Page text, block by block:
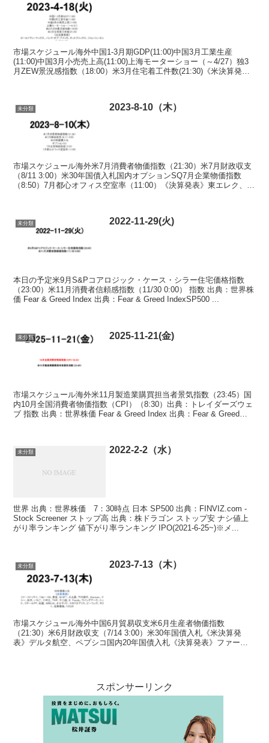
市場スケジュール海外中国1-3月期GDP(11:00)中国3月工業生産
(11:00)中国3月小売売上高(11:00)上海モーターショー（～4/27）独3
月ZEW景況感指数（18:00）米3月住宅着工件数(21:30)《米決算発
未分類 2023-8-10（木）
市場スケジュール海外米7月消費者物価指数（21:30）米7月財政収支
（8/11 3:00）米30年国債入札国内オプションSQ7月企業物価指数
（8:50）7月都心オフィス空室率（11:00）《決算発表》東エレク、リ
未分類 2022-11-29(火)
本日の予定米9月S&Pコアロジック・ケース・シラー住宅価格指数
（23:00）米11月消費者信頼感指数（11/30 0:00） 指数 出典：世界株
価 Fear & Greed Index 出典：Fear & Greed IndexSP500 ...
未分類 2025-11-21(金)
市場スケジュール海外米11月製造業購買担当者景気指数（23:45）国
内10月全国消費者物価指数（CPI）（8:30）出典：トレイダーズウェ
ブ 指数 出典：世界株価 Fear & Greed Index 出典：Fear & Greed
未分類 2022-2-2（水）
世界 出典：世界株価 7：30時点 日本 SP500 出典：FINVIZ.com -
Stock Screener ストップ高 出典：株ドラゴン ストップ安 ナシ値上
がり率ランキング 値下がり率ランキング IPO(2021-6-25~)※メ...
未分類 2023-7-13（木）
市場スケジュール海外中国6月貿易収支米6月生産者物価指数
（21:30）米6月財政収支（7/14 3:00）米30年国債入札《米決算発
表》デルタ航空、ペプシコ国内20年国債入札《決算発表》ファース
スポンサーリンク